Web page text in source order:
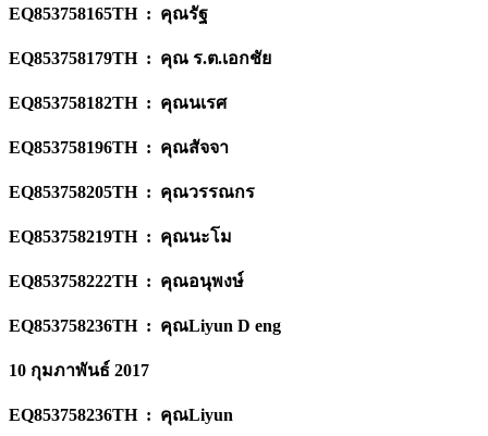
EQ853758165TH : คุณรัฐ
EQ853758179TH : คุณ ร.ต.เอกชัย
EQ853758182TH : คุณนเรศ
EQ853758196TH : คุณสัจจา
EQ853758205TH : คุณวรรณกร
EQ853758219TH : คุณนะโม
EQ853758222TH : คุณอนุพงษ์
EQ853758236TH : คุณLiyun D eng
10 กุมภาพันธ์ 2017
EQ853758236TH : คุณLiyun